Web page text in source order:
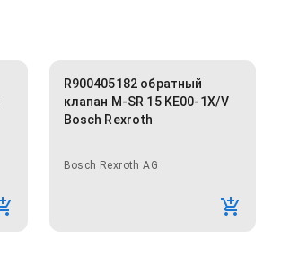
R900405182 обратный
клапан M-SR 15 KE00-1X/V
Bosch Rexroth
Bosch Rexroth AG